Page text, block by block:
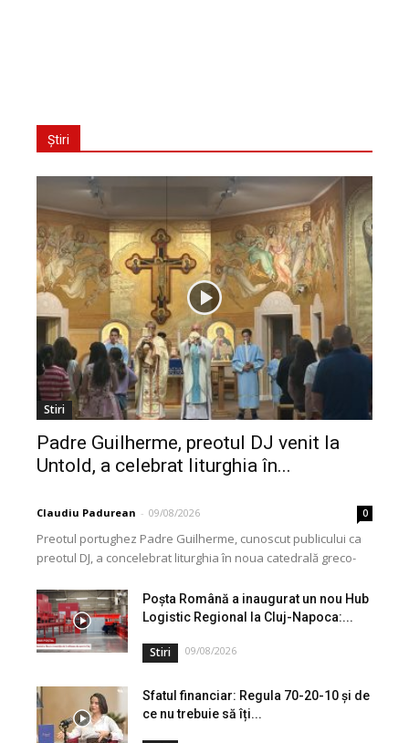
Știri
Stiri
Padre Guilherme, preotul DJ venit la
Untold, a celebrat liturghia în...
Claudiu Padurean - 09/08/2026 0
Preotul portughez Padre Guilherme, cunoscut publicului ca
preotul DJ, a concelebrat liturghia în noua catedrală greco-
Credinței din...
Poșta Română a inaugurat un nou Hub
Logistic Regional la Cluj-Napoca:...
Stiri 09/08/2026
Sfatul financiar: Regula 70-20-10 și de
ce nu trebuie să îți...